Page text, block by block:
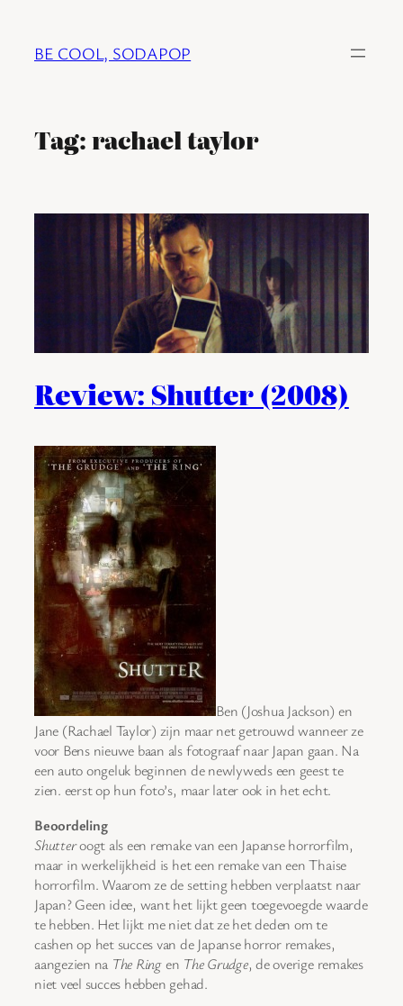
BE COOL, SODAPOP
Tag:rachael taylor
Review: Shutter (2008)
Ben (Joshua Jackson) en
Jane (Rachael Taylor) zijn maar net getrouwd wanneer ze
voor Bens nieuwe baan als fotograaf naar Japan gaan. Na
een auto ongeluk beginnen de newlyweds een geest te
zien. eerst op hun foto’s, maar later ook in het echt.
Beoordeling
Shutteroogt als een remake van een Japanse horrorfilm,
maar in werkelijkheid is het een remake van een Thaise
horrorfilm. Waarom ze de setting hebben verplaatst naar
Japan? Geen idee, want het lijkt geen toegevoegde waarde
te hebben. Het lijkt me niet dat ze het deden om te
cashen op het succes van de Japanse horror remakes,
aangezien na The Ringen The Grudge, de overige remakes
niet veel succes hebben gehad.